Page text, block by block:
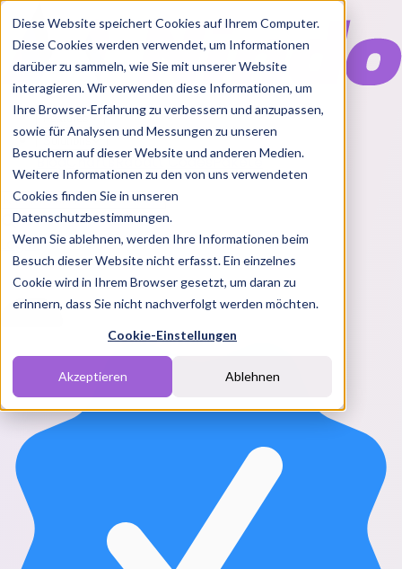
Diese Website speichert Cookies auf Ihrem Computer.
Diese Cookies werden verwendet, um Informationen
darüber zu sammeln, wie Sie mit unserer Website
interagieren. Wir verwenden diese Informationen, um
Ihre Browser-Erfahrung zu verbessern und anzupassen,
sowie für Analysen und Messungen zu unseren
Besuchern auf dieser Website und anderen Medien.
Weitere Informationen zu den von uns verwendeten
Cookies finden Sie in unseren
Datenschutzbestimmungen.
Wenn Sie ablehnen, werden Ihre Informationen beim
Besuch dieser Website nicht erfasst. Ein einzelnes
Cookie wird in Ihrem Browser gesetzt, um daran zu
erinnern, dass Sie nicht nachverfolgt werden möchten.
Cookie-Einstellungen
Akzeptieren Ablehnen
Features
Solutions
BlogChartsRabatt CodesPakete
Login